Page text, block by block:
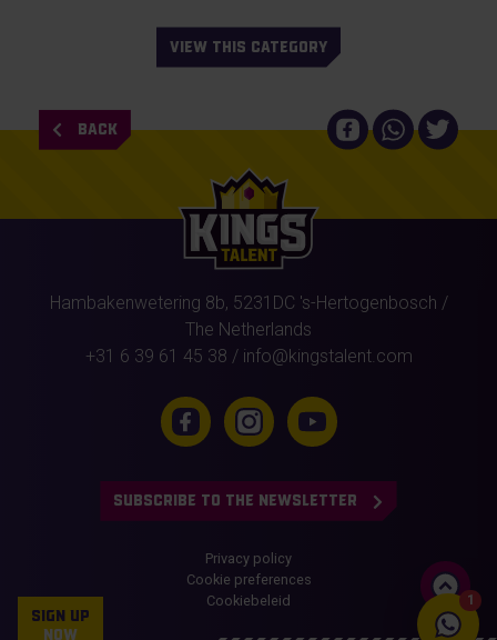
VIEW THIS CATEGORY
BACK
Hambakenwetering 8b, 5231DC 's-Hertogenbosch /
The Netherlands
+31 6 39 61 45 38 / info@kingstalent.com
SUBSCRIBE TO THE NEWSLETTER
Privacy policy
Cookie preferences
Cookiebeleid
SIGN UP
NOW
1